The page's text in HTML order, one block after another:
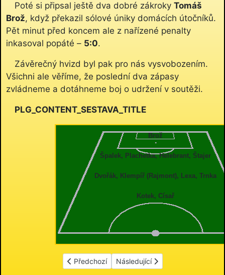
Poté si připsal ještě dva dobré zákroky Tomáš
Brož, když překazil sólové úniky domácích útočníků.
Pět minut před koncem ale z nařízené penalty
inkasoval popáté – 5:0.
Závěrečný hvizd byl pak pro nás vysvobozením.
Všichni ale věříme, že poslední dva zápasy
zvládneme a dotáhneme boj o udržení v soutěži.
PLG_CONTENT_SESTAVA_TITLE
Brož
Špalek, Plachetka, Helebrant, Štajer
Dvořák, Klempíř (Rajmont), Lexa, Trnka
Kotek, Císař
Předchozí článek: AFK Sokol Dobřenice - FK
Předchozí Další článek: AFK Sokol
Následující